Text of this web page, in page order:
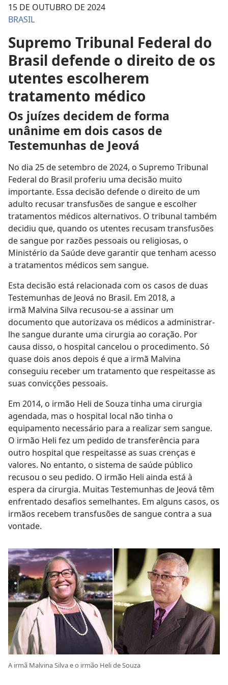
15 DE OUTUBRO DE 2024
BRASIL
Supremo Tribunal Federal do
Brasil defende o direito de os
utentes escolherem
tratamento médico
Os juízes decidem de forma
unânime em dois casos de
Testemunhas de Jeová
No dia 25 de setembro de 2024, o Supremo Tribunal
Federal do Brasil proferiu uma decisão muito
importante. Essa decisão defende o direito de um
adulto recusar transfusões de sangue e escolher
tratamentos médicos alternativos. O tribunal também
decidiu que, quando os utentes recusam transfusões
de sangue por razões pessoais ou religiosas, o
Ministério da Saúde deve garantir que tenham acesso
a tratamentos médicos sem sangue.
Esta decisão está relacionada com os casos de duas
Testemunhas de Jeová no Brasil. Em 2018, a
irmã Malvina Silva recusou-se a assinar um
documento que autorizava os médicos a administrar-
lhe sangue durante uma cirurgia ao coração. Por
causa disso, o hospital cancelou o procedimento. Só
quase dois anos depois é que a irmã Malvina
conseguiu receber um tratamento que respeitasse as
suas convicções pessoais.
Em 2014, o irmão Heli de Souza tinha uma cirurgia
agendada, mas o hospital local não tinha o
equipamento necessário para a realizar sem sangue.
O irmão Heli fez um pedido de transferência para
outro hospital que respeitasse as suas crenças e
valores. No entanto, o sistema de saúde público
recusou o seu pedido. O irmão Heli ainda está à
espera da cirurgia. Muitas Testemunhas de Jeová têm
enfrentado desafios semelhantes. Em alguns casos, os
irmãos recebem transfusões de sangue contra a sua
vontade.
A irmã Malvina Silva e o irmão Heli de Souza